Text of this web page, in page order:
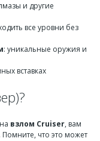
и другие
все уровни без
: уникальные оружия и
вставках
взлом Cruiser, вам
что это может